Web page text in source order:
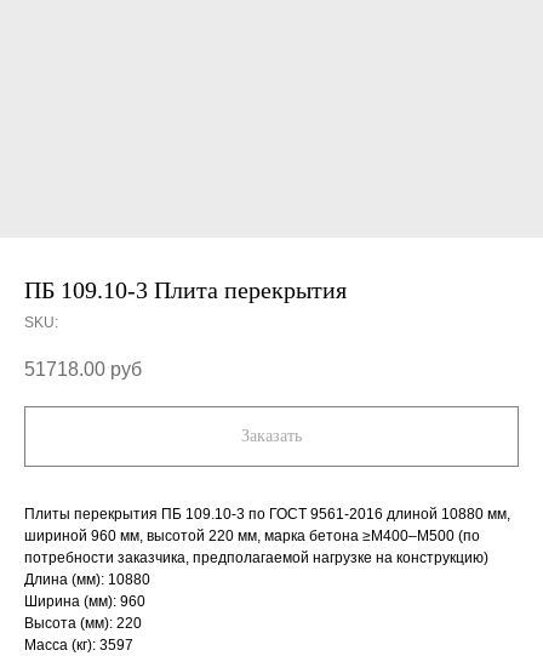
ПБ 109.10-3 Плита перекрытия
SKU:
51718.00 руб
Заказать
Плиты перекрытия ПБ 109.10-3 по ГОСТ 9561-2016 длиной 10880 мм,
шириной 960 мм, высотой 220 мм, марка бетона ≥М400–М500 (по
потребности заказчика, предполагаемой нагрузке на конструкцию)
Длина (мм): 10880
Ширина (мм): 960
Высота (мм): 220
Масса (кг): 3597